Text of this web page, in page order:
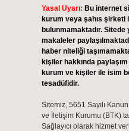
Yasal Uyarı: Bu internet
kurum veya şahıs şirketi
bulunmamaktadır. Sitede
makaleler
haber niteliği
kişiler hakkında
kurum ve kişiler ile isim
tesadüfidir.
Sitemiz, 5651 Sayılı
ve İletişim Kurumu (BTK)
Sağlayıcı olarak hizmet